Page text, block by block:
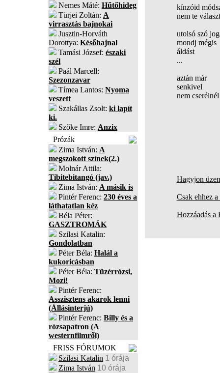
Nemes Máté: Hűtőhideg
Türjei Zoltán: A
virrasztás bajnokai
Jusztin-Horváth
Dorottya: Későhajnal
Tamási József: északi
szél
Paál Marcell:
Szezonzavar
Tímea Lantos: Nyoma
veszett
Szakállas Zsolt: ki lapít
ki.
Szőke Imre: Anzix
Prózák
Zima István: A
megszokott színek(2.)
Molnár Attila:
Tibitebitangó (jav.)
Zima István: A másik is
Pintér Ferenc: 230 éves a
láthatatlan kéz
Béla Péter:
GASZTROMÁK
Szilasi Katalin:
Gondolatban
Péter Béla: Halál a
kukoricásban
Péter Béla: Tüzérrózsi,
Mozi!
Pintér Ferenc:
Asszisztens akarok lenni
(Állásinterjú)
Pintér Ferenc: Billy és a
rózsapatron (A
westernfilmről)
FRISS FÓRUMOK
Szilasi Katalin 1 órája
Zima István 10 órája
kínzóid
nem te
utolsó szó
mondj mégis
áldást
...
aztán már
senkivel
nem cserélnél
Hagyjon
Csak ehhez
Hozzáadás